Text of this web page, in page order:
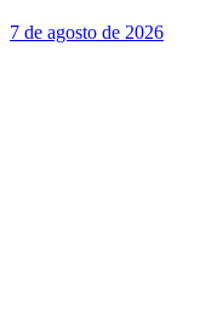
7 de agosto de 2026